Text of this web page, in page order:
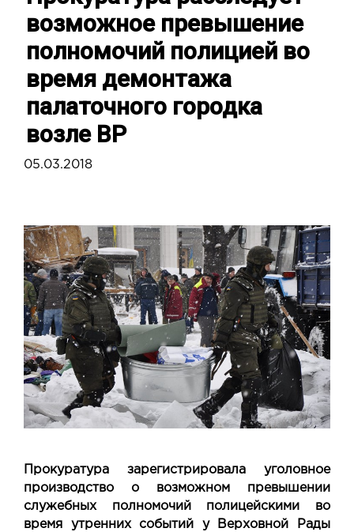
возможное превышение
полномочий полицией во
время демонтажа
палаточного городка
возле ВР
05.03.2018
Прокуратура зарегистрировала уголовное
производство о возможном превышении
служебных полномочий полицейскими во
время утренних событий у Верховной Рады